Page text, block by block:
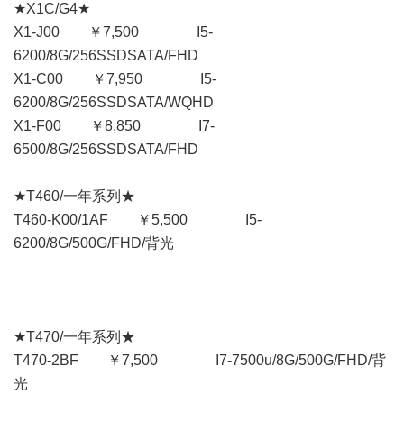
★X1C/G4★
X1-J00 ￥7,500 I5-
6200/8G/256SSDSATA/FHD
X1-C00 ￥7,950 I5-
6200/8G/256SSDSATA/WQHD
X1-F00 ￥8,850 I7-
6500/8G/256SSDSATA/FHD
★T460/一年系列★
T460-K00/1AF ￥5,500 I5-
6200/8G/500G/FHD/背光
★T470/一年系列★
T470-2BF ￥7,500 I7-7500u/8G/500G/FHD/背
光